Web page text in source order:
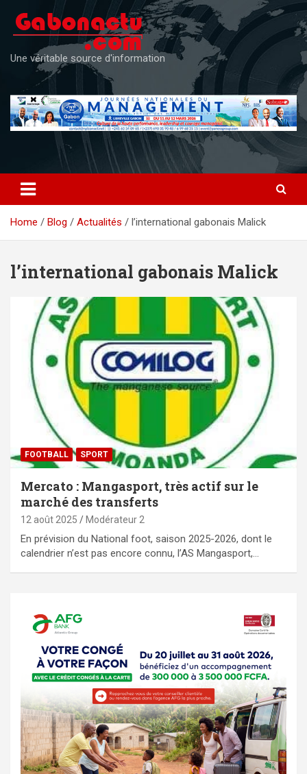
content
Une véritable source d'information
Home Blog Actualités l’international gabonais Malick
l’international gabonais Malick
FOOTBALL SPORT
Mercato : Mangasport, très actif sur le
marché des transferts
12 août 2025 Modérateur 2
En prévision du National foot, saison 2025-2026, dont le
calendrier n’est pas encore connu, l’AS Mangasport,…